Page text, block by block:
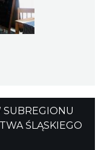
ŚLĄSKIEGO